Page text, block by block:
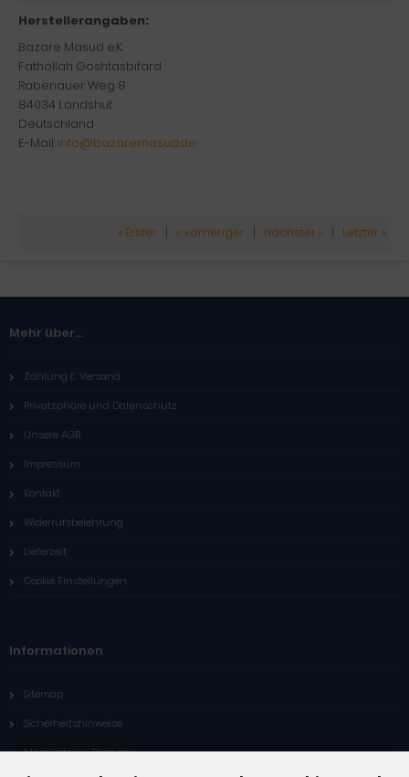
Herstellerangaben:
Bazare Masud e.K.
Fathollah Goshtasbifard
Rabenauer Weg 8
84034 Landshut
Deutschland
E-Mail: info@bazaremasud.de
« Erster « vorheriger nächster » Letzter »
Mehr über...
Zahlung & Versand
Privatsphäre und Datenschutz
Unsere AGB
Impressum
Kontakt
Widerrufsbelehrung
Lieferzeit
Cookie Einstellungen
Informationen
Sitemap
Sicherheitshinweise
Mosaiksteine-Rechner